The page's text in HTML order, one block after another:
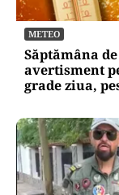
METEO
Săptămâna
avertisment
grade ziua,